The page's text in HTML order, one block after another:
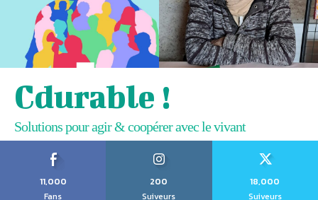
Cdurable !
Solutions pour agir & coopérer avec le vivant
11,000
Fans
200
Suiveurs
18,000
Suiveurs